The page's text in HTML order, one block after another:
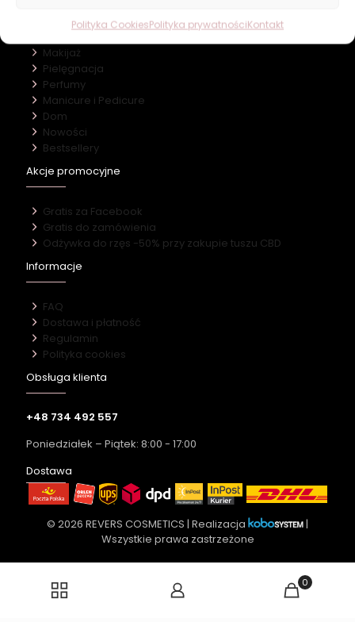
Polityka CookiesPolityka prywatnościKontakt
Makijaż
Pielęgnacja
Perfumy
Manicure i Pedicure
Dom
Nowości
Bestsellery
Akcje promocyjne
Gratis za Facebook
Gratis do zamówienia
Odżywka do rzęs -50% przy zakupie tuszu CBD
Informacje
FAQ
Dostawa i płatność
Regulamin
Polityka cookies
Obsługa klienta
+48 734 492 557
Poniedziałek – Piątek: 8:00 - 17:00
Dostawa
© 2026 REVERS COSMETICS | Realizacja
|
Wszystkie prawa zastrzeżone
0